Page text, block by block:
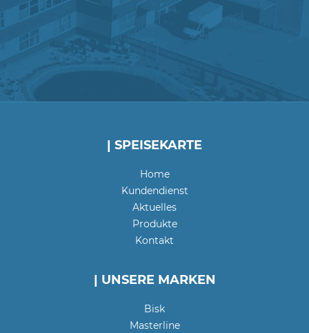
| SPEISEKARTE
Home
Kundendienst
Aktuelles
Produkte
Kontakt
| UNSERE MARKEN
Bisk
Masterline